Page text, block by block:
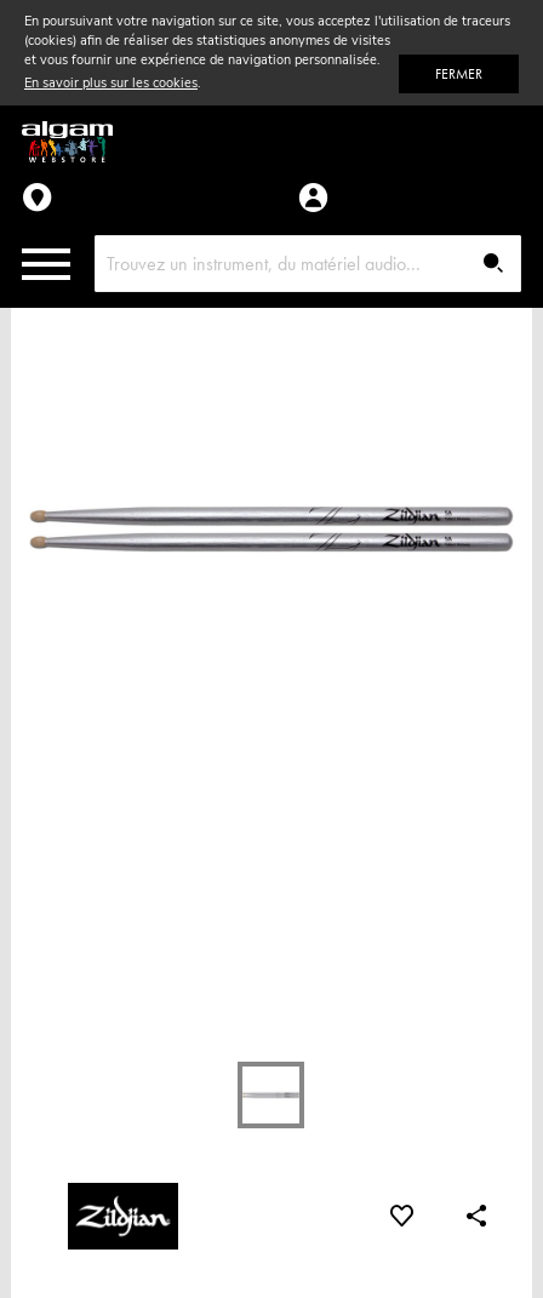
En poursuivant votre navigation sur ce site, vous acceptez l'utilisation de traceurs
(cookies) afin de réaliser des statistiques anonymes de visites
et vous fournir une expérience de navigation personnalisée.
En savoir plus sur les cookies. FERMER
Vent& Violon
Accessoires
Pièces détachées